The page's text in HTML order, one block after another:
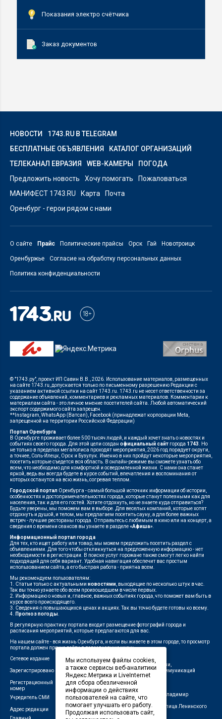
Показания электро счётчика
Заказ документов
НОВОСТИ
1743.RU В TELEGRAM
БЕСПЛАТНЫЕ ОБЪЯВЛЕНИЯ
КАТАЛОГ ОРГАНИЗАЦИЙ
ТЕЛЕКАНАЛ ЕВРАЗИЯ
WEB-КАМЕРЫ
ПОГОДА
Предложить новость
Хочу помогать
Пожаловаться
МАНИФЕСТ 1743.RU
Карта
Почта
Оренбург - герои рядом с нами
О сайте Прайс Политические прайсы Орск Гай Новотроицк
Оренбуржье Согласие на обработку персональных данных
Политика конфиденциальности
© "1743.ру", проект ИП Савин В.В., 2026. Использование материалов, размещенных
на сайте 1743.ru, допускается только по письменному разрешению Редакции с
указанием активной ссылки на сайт 1743.ru. 1743.ru не несет ответственности за
содержание объявлений, комментариев и рекламных материалов. Комментарии к
материалам сайта - это личное мнение посетителей сайта. Любой автоматический
экспорт содержимого сайта запрещен.
**Instagram, WhatsApp (Ватсап), Facebook (принадлежат корпорации Meta,
запрещенной на территории Российской Федерации)
Портал Оренбурга
В Оренбурге проживает более 500 тысяч людей, и каждый хочет знать о новостях и
событиях своего города. Для этой цели создан официальный сайт города 1743 . Но
не только в пределах мегаполиса проходят мероприятия, 2026 год порадует округи,
а точнее, Соль-Илецк, Орск и Бузулук. Именно в них пройдут некоторые мероприятия,
посетить которые съедется вся область. В онлайн-режиме вы сможете узнать обо
всем, что необходимо для комфортной и осведомленной жизни. С нами она станет
яркой, ведь вы всегда будете в курсе событий, впечатления и воспоминания от
которых останутся на всю жизнь, согревая теплом.
Городской портал Оренбурга - самый большой источник информации об истории,
особенностях и достопримечательностях города, которые станут полезными как для
населения, так и для его гостей. Хотите отдохнуть, но не знаете куда отправиться?
Будьте уверены, мы поможем вам в выборе. Для веселых компаний, которые хотят
отдохнуть и душой, и телом, мы предлагаем посетить сауну, а для более важных
встреч - лучшие рестораны города. Отправьтесь с любимым в кино или на концерт, а
сведения о времени сеансов вы узнаете в разделе«Афиша»
Информационный портал города
Для тех, кто ищет работу или товар, мы можем предложить посетить раздел с
объявлениями. Для того чтобы откликнуться на предложенную информацию - нет
необходимости в регистрации. В поиске услуг горожане также смогут легко найти
подходящий для себя вариант. Удобная навигация обеспечит вас простым
использованием сайта, а его быстрая работа - приятна всем.
Мы рекомендуем пользователям:
1. Статьи только с актуальными новостями , выходящие по несколько штук в час.
Так вы точно узнаете обо всем произошедшем в числе первых.
2. Информацию о новых и, главное, важных событиях города, что поможет вам быть в
курсе всего происходящего.
3. Сведения о повышающихся ценах и акциях. Так вы точно будете готовы ко всему.
4.
Прогноз погоды
В регулярную практику портала входит размещение фотографий города и
расписания мероприятий, которые предлагаются для вас.
На нашем сайте - вся жизнь Оренбурга, и если вы живете в этом городе, то просмотр
портала должен прочно войти в повседневную жизнь.
Сетевое издание
"1743"
Зарегистрировано
Федеральной службой по надзору в сфере связи,
информационных технологий и массовых коммуникаций
(Роскомнадзор)
Регистрационный
номер
ЭЛ № ФС 77-75960 от 19.06.2019 г.
Учредитель СМИ
Индивидуальный предприниматель Савин Владимир
Валерьевич
Адрес редакции
462411, Оренбургская область, город Орск, улица Ленинского
Комсомола, д. 4-Б
Мы используем файлы cookies,
а также сервисы веб-аналитики
Яндекс.Метрика и LiveInternet
для сбора обезличенной
информации о действиях
пользователей на сайте, что
помогает улучшать его работу.
Продолжая использовать сайт,